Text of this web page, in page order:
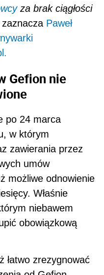
za brak ciągłości
zaznacza Paweł
Gefion nie
po 24 marca
w którym
zawierania przez
umów
możliwe odnowienie
Właśnie
niebawem
obowiązkową
łatwo zrezygnować